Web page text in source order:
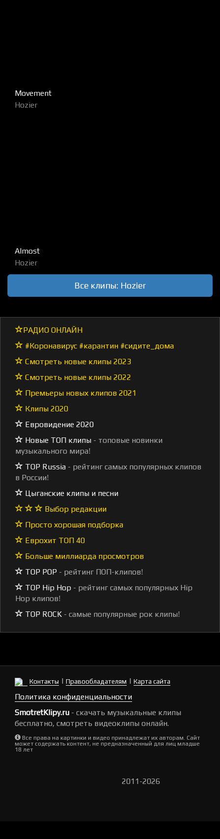
Movement
Hozier
Almost
Hozier
Все клипы: Hozier
РАДИО ОНЛАЙН
#Коронавирус #карантин #сидите_дома
Смотреть новые клипы 2023
Смотреть новые клипы 2022
Премьеры новых клипов 2021
Клипы 2020
Евровидение 2020
Новые ТОП клипы - топовые новинки
музыкального мира!
TOP Russia - рейтинг самых популярных клипов
в России!
Цыганские клипы и песни
Выбор редакции
Просто хорошая подборка
Еврохит ТОП 40
Больше миллиарда просмотров
TOP POP - рейтинг ПОП-клипов!
TOP Hip Hop - рейтинг самых популярных Hip
Hop клипов!
TOP ROCK - самые популярные рок клипы!
Контакты | Правообладателям | Карта сайта
Политика конфиденциальности
SmotretKlipy.ru - скачать музыкальные клипы
бесплатно, смотреть видеоклипы онлайн.
Все права на картинки и видео принадлежат их авторам. Сайт
может содержать контент, не предназначенный для лиц младше
18 лет
2011-2026